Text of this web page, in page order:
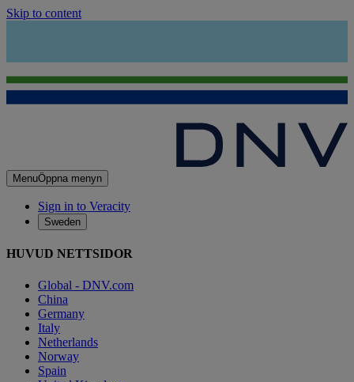
Skip to content
MenuÖppna menyn
Sign in to Veracity
Sweden
HUVUD NETTSIDOR
Global - DNV.com
China
Germany
Italy
Netherlands
Norway
Spain